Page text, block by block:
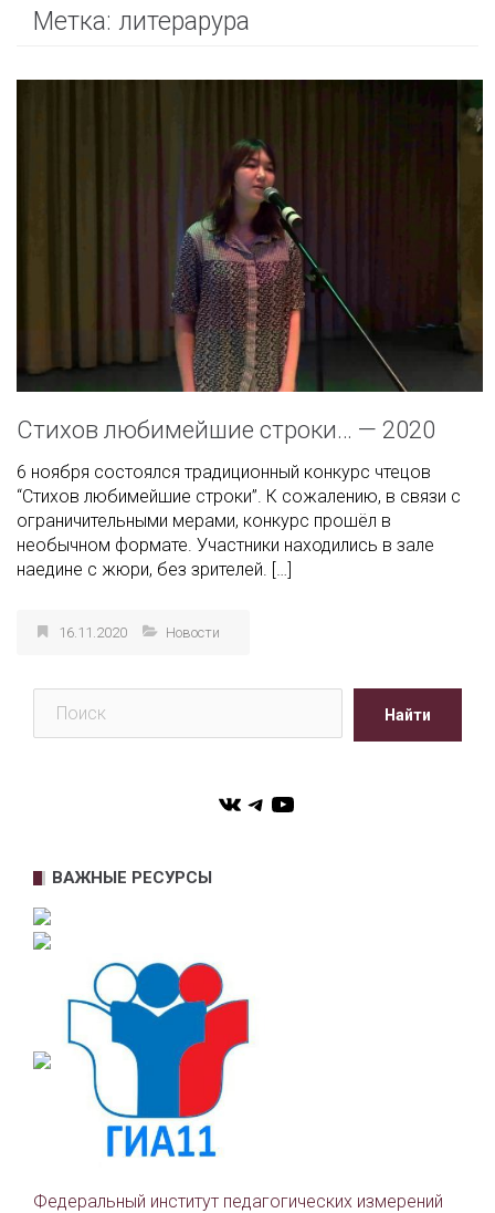
Метка: литерарура
Стихов любимейшие строки… — 2020
6 ноября состоялся традиционный конкурс чтецов
“Стихов любимейшие строки”. К сожалению, в связи с
ограничительными мерами, конкурс прошёл в
необычном формате. Участники находились в зале
наедине с жюри, без зрителей. […]
16.11.2020 Новости
Найти
VKTelegram
YouTube
ВАЖНЫЕ РЕСУРСЫ
Федеральный институт педагогических измерений